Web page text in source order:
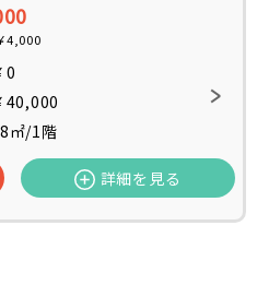
4,000
0
40,000
㎡/1階
詳細を見る